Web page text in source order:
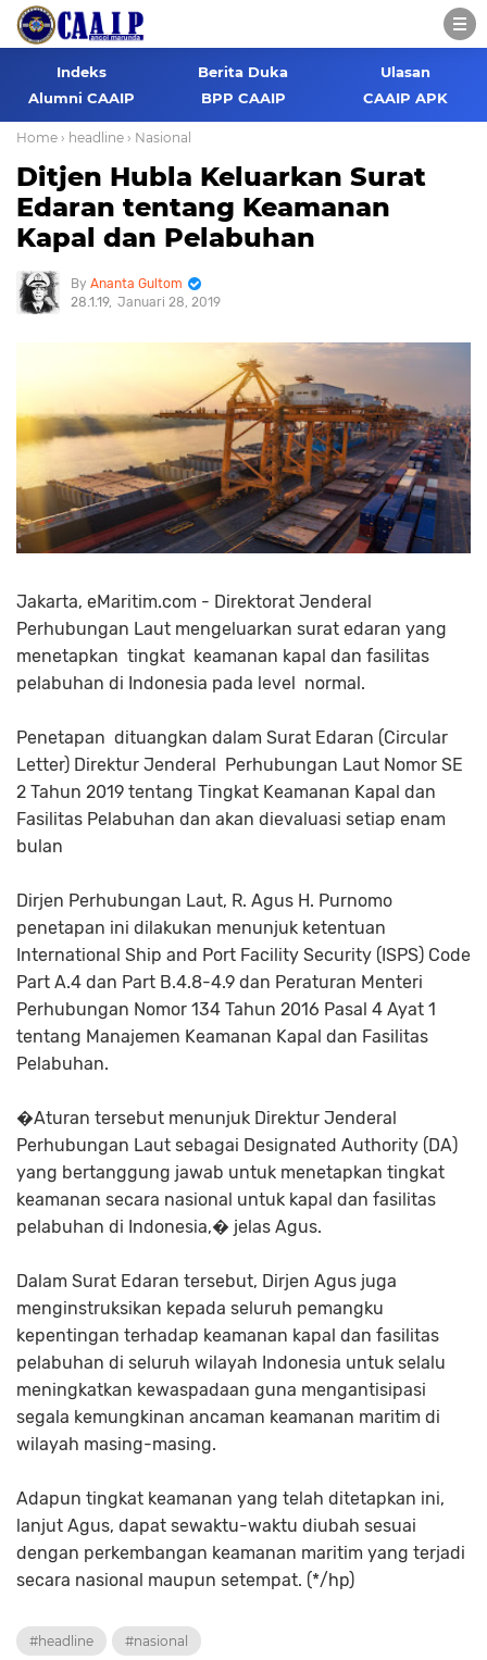
Indeks Berita Duka
Ulasan
Alumni CAAIP
BPP CAAIP CAAIP APK
Home › headline › Nasional
Ditjen Hubla Keluarkan Surat
Edaran tentang Keamanan
Kapal dan Pelabuhan
Ananta Gultom
28.1.19 Januari 28, 2019
Jakarta, eMaritim.com - Direktorat Jenderal
Perhubungan Laut mengeluarkan surat edaran yang
menetapkan tingkat keamanan kapal dan fasilitas
pelabuhan di Indonesia pada level normal.
Penetapan dituangkan dalam Surat Edaran (Circular
Letter) Direktur Jenderal Perhubungan Laut Nomor SE
2 Tahun 2019 tentang Tingkat Keamanan Kapal dan
Fasilitas Pelabuhan dan akan dievaluasi setiap enam
bulan
Dirjen Perhubungan Laut, R. Agus H. Purnomo
penetapan ini dilakukan menunjuk ketentuan
International Ship and Port Facility Security (ISPS) Code
Part A.4 dan Part B.4.8-4.9 dan Peraturan Menteri
Perhubungan Nomor 134 Tahun 2016 Pasal 4 Ayat 1
tentang Manajemen Keamanan Kapal dan Fasilitas
Pelabuhan.
�Aturan tersebut menunjuk Direktur Jenderal
Perhubungan Laut sebagai Designated Authority (DA)
yang bertanggung jawab untuk menetapkan tingkat
keamanan secara nasional untuk kapal dan fasilitas
pelabuhan di Indonesia,� jelas Agus.
Dalam Surat Edaran tersebut, Dirjen Agus juga
menginstruksikan kepada seluruh pemangku
kepentingan terhadap keamanan kapal dan fasilitas
pelabuhan di seluruh wilayah Indonesia untuk selalu
meningkatkan kewaspadaan guna mengantisipasi
segala kemungkinan ancaman keamanan maritim di
wilayah masing-masing.
Adapun tingkat keamanan yang telah ditetapkan ini,
lanjut Agus, dapat sewaktu-waktu diubah sesuai
dengan perkembangan keamanan maritim yang terjadi
secara nasional maupun setempat. (*/hp)
#headline #nasional